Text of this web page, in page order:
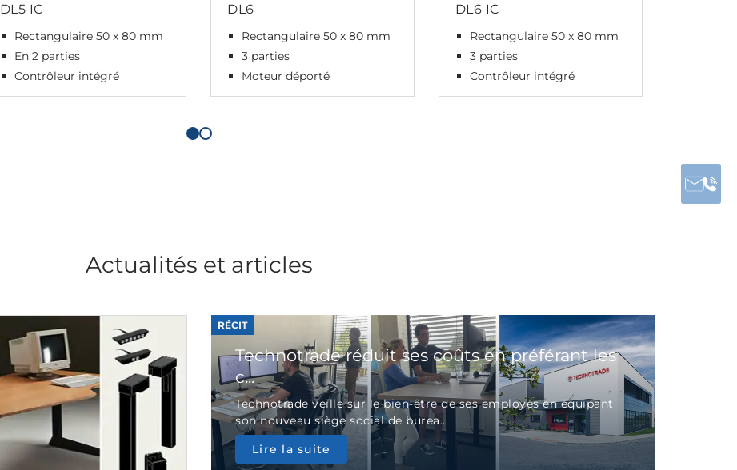
DL5 IC
Rectangulaire 50 x 80 mm
En 2 parties
Contrôleur intégré
DL6
Rectangulaire 50 x 80 mm
3 parties
Moteur déporté
DL6 IC
Rectangulaire 50 x 80 mm
3 parties
Contrôleur intégré
Actualités et articles
RÉCIT
Technotrade réduit ses coûts en préférant les
c...
Technotrade veille sur le bien-être de ses employés en équipant
son nouveau siège social de burea...
Lire la suite